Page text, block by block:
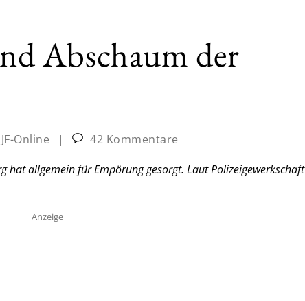
Abschaum der
JF-Online |
42 Kommentare
allgemein für Empörung gesorgt. Laut Polizeigewerkschaft
Anzeige